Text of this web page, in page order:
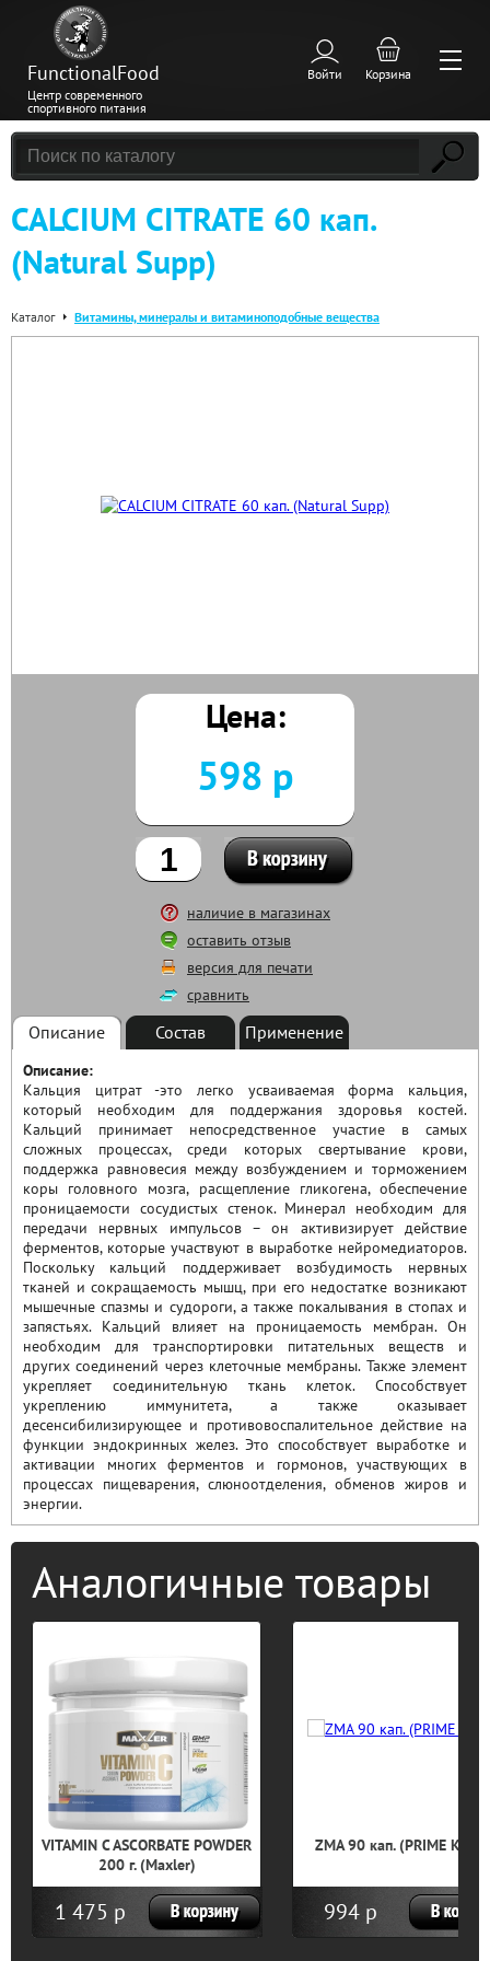
FunctionalFood
Центр современного
спортивного питания
Войти Корзина
CALCIUM CITRATE 60 кап.
(Natural Supp)
Каталог Витамины, минералы и витаминоподобные вещества
Цена:
598 р
наличие в магазинах
оставить отзыв
версия для печати
сравнить
Описание Состав Применение
Описание:
Кальция цитрат -это легко усваиваемая форма кальция,
который необходим для поддержания здоровья костей.
Кальций принимает непосредственное участие в самых
сложных процессах, среди которых свертывание крови,
поддержка равновесия между возбуждением и торможением
коры головного мозга, расщепление гликогена, обеспечение
проницаемости сосудистых стенок. Минерал необходим для
передачи нервных импульсов – он активизирует действие
ферментов, которые участвуют в выработке нейромедиаторов.
Поскольку кальций поддерживает возбудимость нервных
тканей и сокращаемость мышц, при его недостатке возникают
мышечные спазмы и судороги, а также покалывания в стопах и
запястьях. Кальций влияет на проницаемость мембран. Он
необходим для транспортировки питательных веществ и
других соединений через клеточные мембраны. Также элемент
укрепляет соединительную ткань клеток. Cпособствует
укреплению иммунитета, а также оказывает
десенсибилизирующее и противовоспалительное действие на
функции эндокринных желез. Это способствует выработке и
активации многих ферментов и гормонов, участвующих в
процессах пищеварения, слюноотделения, обменов жиров и
энергии.
Аналогичные товары
VITAMIN C ASCORBATE POWDER
200 г. (Maxler)
1 475 р
ZMA 90 кап. (PRIME
994 р